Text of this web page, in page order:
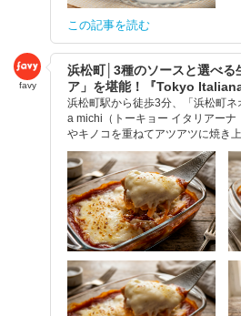
この記事を読む
favy
浜松町│3種のソースと選べる
ア」を堪能！『Tokyo
浜松町駅から徒歩3分、「浜松町
a michi（トーキョー イタリアーナ
やキノコを重ねてアツアツに焼き